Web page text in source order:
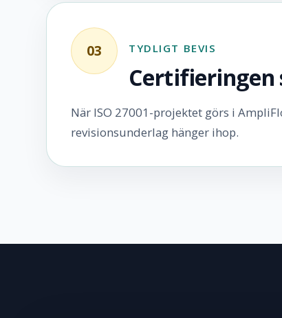
03 TYDLIGT BEVIS
Certifieringen
När ISO 27001-projektet görs i
revisionsunderlag hänger ihop.